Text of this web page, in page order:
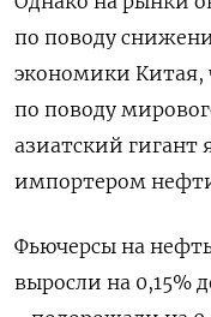
по поводу
экономики Китая,
по поводу
азиатский
импортером
Фьючерсы на
выросли на 0,15%